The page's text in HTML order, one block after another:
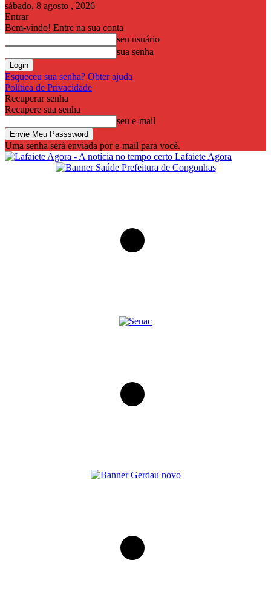
sábado, 8 agosto , 2026
Entrar
Bem-vindo! Entre na sua conta
seu usuário
sua senha
Esqueceu sua senha? Obter ajuda
Política de Privacidade
Recuperar senha
Recupere sua senha
seu e-mail
Uma senha será enviada por e-mail para você.
Lafaiete Agora